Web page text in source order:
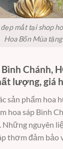
đẹp mắt tại shop
Hoa Bốn Mùa
Chánh,
lượng, giá
sản phẩm hoa
hoa sáp Bình
Những nguyên
thơm đảm bảo